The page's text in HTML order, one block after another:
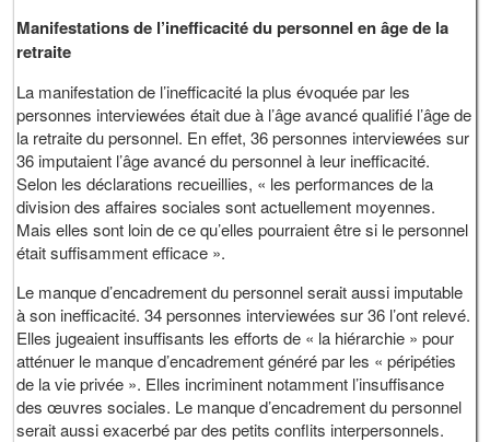
Manifestations de l’inefficacité du personnel en âge de la
retraite
La manifestation de l’inefficacité la plus évoquée par les
personnes interviewées était due à l’âge avancé qualifié l’âge de
la retraite du personnel. En effet, 36 personnes interviewées sur
36 imputaient l’âge avancé du personnel à leur inefficacité.
Selon les déclarations recueillies, « les performances de la
division des affaires sociales sont actuellement moyennes.
Mais elles sont loin de ce qu’elles pourraient être si le personnel
était suffisamment efficace ».
Le manque d’encadrement du personnel serait aussi imputable
à son inefficacité. 34 personnes interviewées sur 36 l’ont relevé.
Elles jugeaient insuffisants les efforts de « la hiérarchie » pour
atténuer le manque d’encadrement généré par les « péripéties
de la vie privée ». Elles incriminent notamment l’insuffisance
des œuvres sociales. Le manque d’encadrement du personnel
serait aussi exacerbé par des petits conflits interpersonnels.